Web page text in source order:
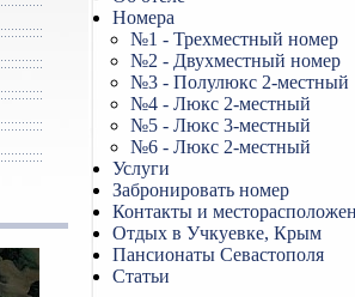
Номера
№1 - Трехместный номер
№2 - Двухместный номер
№3 - Полулюкс 2-местный
№4 - Люкс 2-местный
№5 - Люкс 3-местный
№6 - Люкс 2-местный
Услуги
Забронировать номер
Контакты и
Отдых в Учкуевке, Крым
Пансионаты Севастополя
Статьи